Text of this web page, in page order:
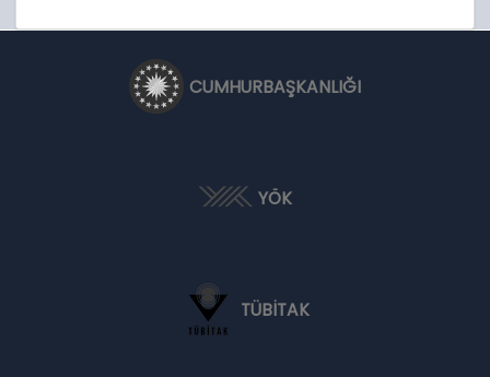
CUMHURBAŞKANLIĞI
YÖK
TÜBİTAK